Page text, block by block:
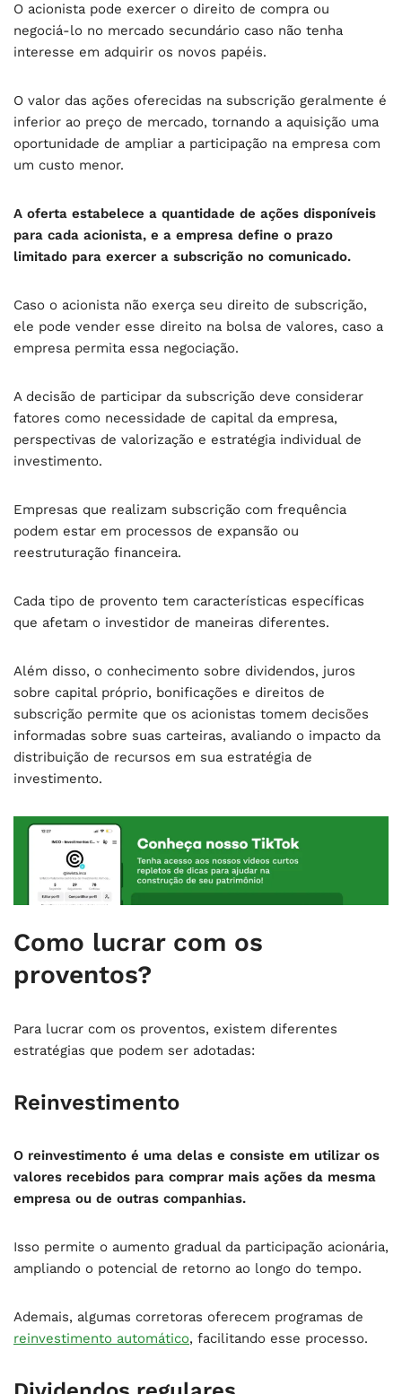
O acionista pode exercer o direito de compra ou
negociá-lo no mercado secundário caso não tenha
interesse em adquirir os novos papéis.
O valor das ações oferecidas na subscrição geralmente é
inferior ao preço de mercado, tornando a aquisição uma
oportunidade de ampliar a participação na empresa com
um custo menor.
A oferta estabelece a quantidade de ações disponíveis
para cada acionista, e a empresa define o prazo
limitado para exercer a subscrição no comunicado.
Caso o acionista não exerça seu direito de subscrição,
ele pode vender esse direito na bolsa de valores, caso a
empresa permita essa negociação.
A decisão de participar da subscrição deve considerar
fatores como necessidade de capital da empresa,
perspectivas de valorização e estratégia individual de
investimento.
Empresas que realizam subscrição com frequência
podem estar em processos de expansão ou
reestruturação financeira.
Cada tipo de provento tem características específicas
que afetam o investidor de maneiras diferentes.
Além disso, o conhecimento sobre dividendos, juros
sobre capital próprio, bonificações e direitos de
subscrição permite que os acionistas tomem decisões
informadas sobre suas carteiras, avaliando o impacto da
distribuição de recursos em sua estratégia de
investimento.
Como lucrar com os
proventos?
Para lucrar com os proventos, existem diferentes
estratégias que podem ser adotadas:
Reinvestimento
O reinvestimento é uma delas e consiste em utilizar os
valores recebidos para comprar mais ações da mesma
empresa ou de outras companhias.
Isso permite o aumento gradual da participação acionária,
ampliando o potencial de retorno ao longo do tempo.
Ademais, algumas corretoras oferecem programas de
reinvestimento automático, facilitando esse processo.